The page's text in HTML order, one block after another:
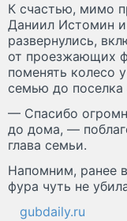
К счастью, мимо
Даниил Истомин и
развернулись,
от проезжающих
поменять колесо
семью до поселка
— Спасибо
до дома, —
глава семьи.
Напомним, ранее
фура чуть не
gubdaily.ru